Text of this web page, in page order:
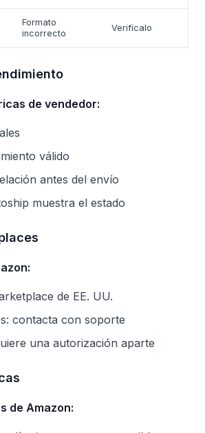
Formato
incorrecto
Verifícalo
de vendedor:
válido
antes del envío
muestra el estado
de EE. UU.
contacta con soporte
una autorización aparte
de Amazon: